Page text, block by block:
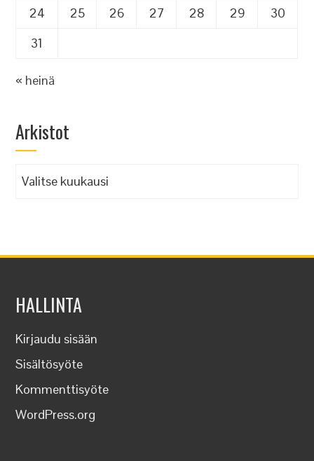
24
25 26 27 28 29
30
31
« heinä
Arkistot
Arkistot
HALLINTA
Kirjaudu sisään
Sisältösyöte
Kommenttisyöte
WordPress.org